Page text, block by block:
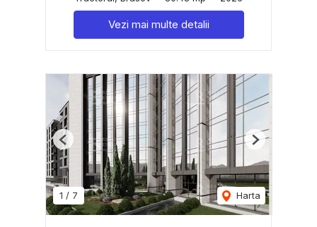
Vezi mai multe detalii
1 / 7 Harta
Previous Next